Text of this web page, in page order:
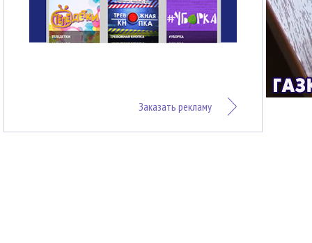
Заказать рекламу